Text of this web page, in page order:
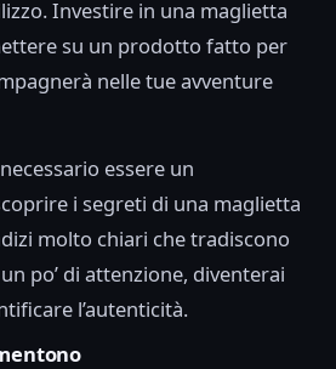
Investire in una maglietta
su un prodotto fatto per
nelle tue avventure
essere un
i segreti di una maglietta
molto chiari che tradiscono
po’ di attenzione, diventerai
l’autenticità.